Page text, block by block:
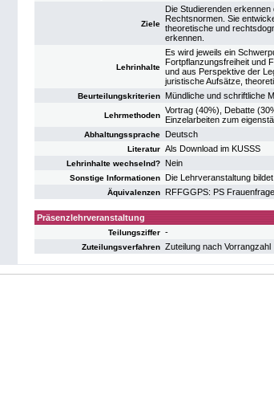
Ziele
Die Studierenden
Rechtsnormen. Sie
theoretische und
erkennen.
Lehrinhalte
Es wird jeweils ein
Fortpflanzungsfreiheit und
und aus Perspektive der
juristische Aufsätze,
Beurteilungskriterien Mündliche und schriftliche
Lehrmethoden
Vortrag (40%), Debatte
Einzelarbeiten zum
Abhaltungssprache Deutsch
Literatur Als Download im KUSSS
Lehrinhalte wechselnd? Nein
Sonstige Informationen Die Lehrveranstaltung
Äquivalenzen RFFGGPS: PS
Präsenzlehrveranstaltung
Teilungsziffer -
Zuteilungsverfahren Zuteilung nach Vorrangzahl